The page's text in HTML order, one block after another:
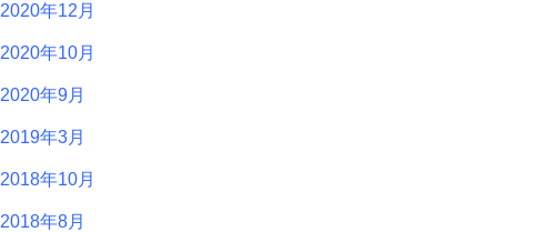
2020年12月
2020年10月
2020年9月
2019年3月
2018年10月
2018年8月